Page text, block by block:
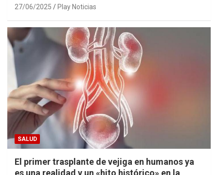
27/06/2025 Play Noticias
SALUD
El primer trasplante de vejiga en humanos ya